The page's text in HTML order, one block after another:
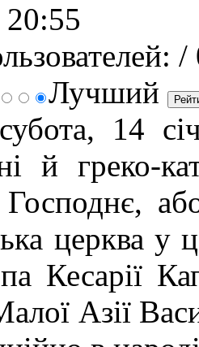
/
Лучший
14
й греко-
Господнє,
церква у
Кесарії
Азії